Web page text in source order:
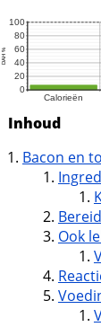
Inhoud
Bacon en
Ook